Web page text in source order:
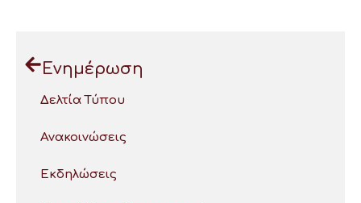
Ενημέρωση
Δελτία Τύπου
Ανακοινώσεις
Εκδηλώσεις